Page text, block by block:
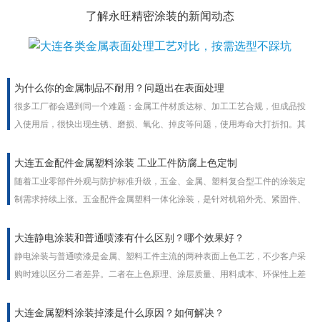
了解永旺精密涂装的新闻动态
为什么你的金属制品不耐用？问题出在表面处理
很多工厂都会遇到同一个难题：金属工件材质达标、加工工艺合规，但成品投
入使用后，很快出现生锈、磨损、氧化、掉皮等问题，使用寿命大打折扣。其
理工艺不到位。表面处理是金属工件的防护铠甲，工艺疏漏直接决定产品耐用
度与使用寿命。
大连五金配件金属塑料涂装 工业工件防腐上色定制
随着工业零部件外观与防护标准升级，五金、金属、塑料复合型工件的涂装定
制需求持续上涨。五金配件金属塑料一体化涂装，是针对机箱外壳、紧固件、
防腐防锈、耐磨抗老化多重功能，支持颜色、膜厚、质感非标定制，适配室内
外全场景工业使用。
大连静电涂装和普通喷漆有什么区别？哪个效果好？
静电涂装与普通喷漆是金属、塑料工件主流的两种表面上色工艺，不少客户采
购时难以区分二者差异。二者在上色原理、涂层质量、用料成本、环保性上差
工普遍优先静电涂装。
大连金属塑料涂装掉漆是什么原因？如何解决？